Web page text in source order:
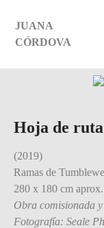
JUANA
CÓRDOVA
Hoja de ruta
(2019)
Ramas de
280 x 180 cm aprox.
Obra comisionada
Fotografía: Seale